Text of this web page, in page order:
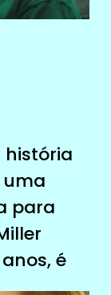
história
para
é